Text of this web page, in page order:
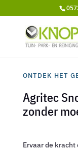
ONTDEK HET
Agritec
zonder
Ervaar de